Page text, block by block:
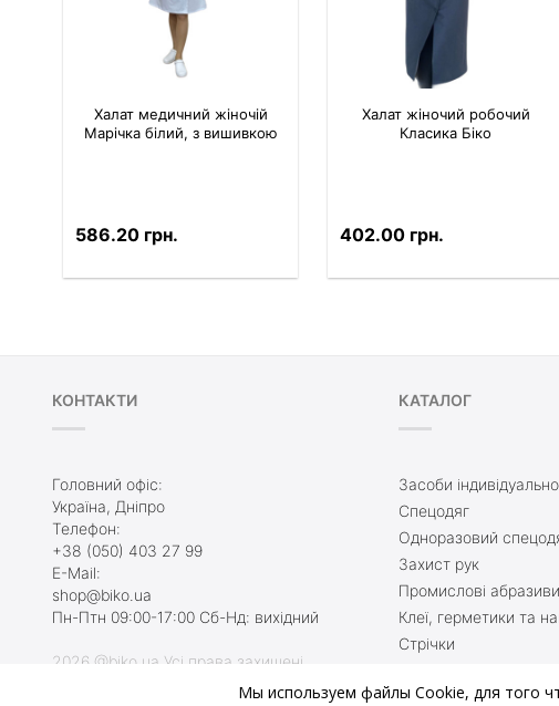
Халат медичний жіночій
Марічка білий, з вишивкою
586.20 грн.
Халат жіночий робочий
Класика Біко
402.00 грн.
КОНТАКТИ
Головний офіс:
Україна, Дніпро
Телефон:
+38 (050) 403 27 99
E-Mail:
shop@biko.ua
Пн-Птн 09:00-17:00 Сб-Нд: вихідний
2026 @biko.ua Усі права захищені
КАТАЛОГ
Засоби
Спецодяг
Одноразовий
Захист рук
Промислові
Клеї, герметики та
Стрічки
Туалетні кімнати
Мы используем файлы Cookie, для того